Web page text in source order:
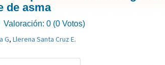
de asma
Valoración: 0 (0 Votos)
G, Llerena Santa Cruz E.